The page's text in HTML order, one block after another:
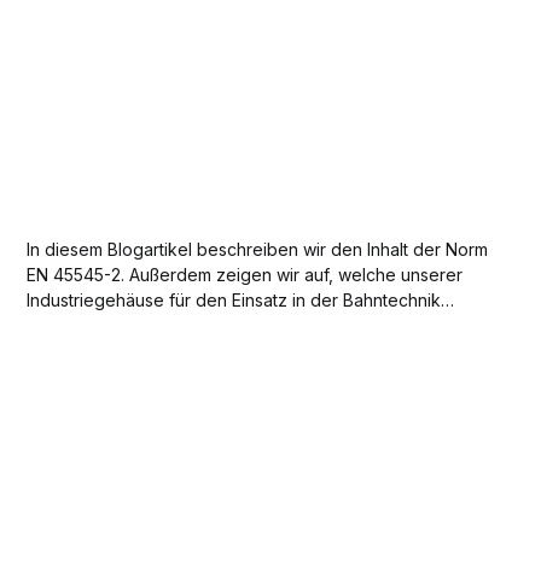
In diesem Blogartikel beschreiben wir den Inhalt der Norm
EN 45545-2. Außerdem zeigen wir auf, welche unserer
Industriegehäuse für den Einsatz in der Bahntechnik